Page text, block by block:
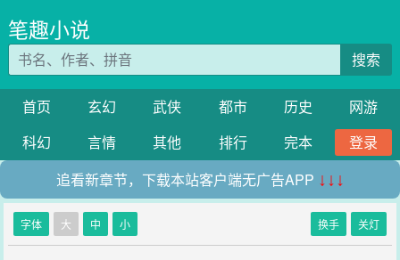
笔趣小说
搜索
首页 玄幻 武侠 都市 历史
网游
科幻
言情 其他 排行 完本
登录
追看新章节，下载本站客户端无广告APP ↓↓↓
字体 大 中 小 换手 关灯